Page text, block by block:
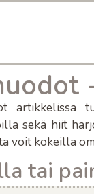
artikkelissa
sekä hiit
voit kokeilla
tai